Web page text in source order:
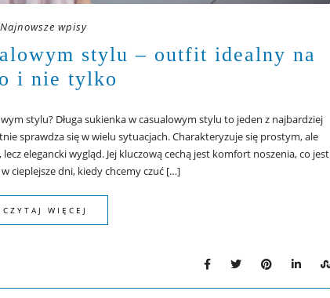
Najnowsze wpisy
stylu – outfit idealny na
i nie tylko
stylu? Długa sukienka w casualowym stylu to jeden z najbardziej
sprawdza się w wielu sytuacjach. Charakteryzuje się prostym, ale
elegancki wygląd. Jej kluczową cechą jest komfort noszenia, co jest
cieplejsze dni, kiedy chcemy czuć […]
CZYTAJ WIĘCEJ